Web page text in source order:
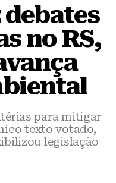
debates
no RS,
para mitigar
texto votado,
legislação